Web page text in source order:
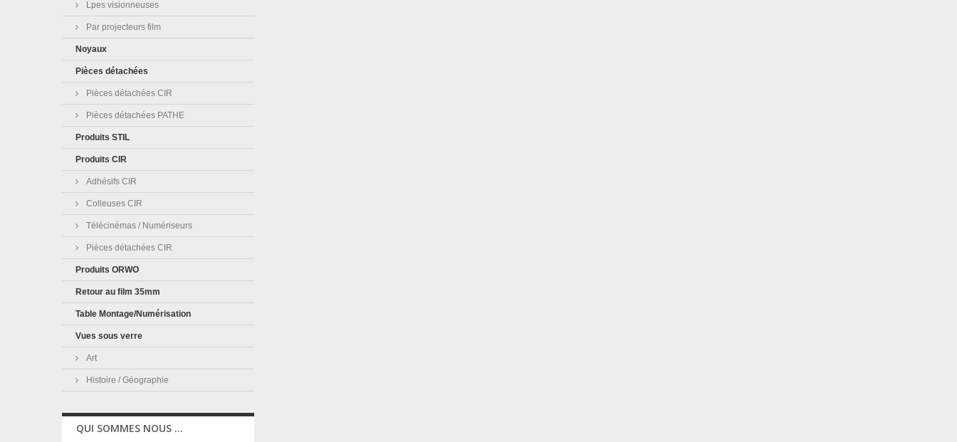
Lpes visionneuses
Par projecteurs film
Noyaux
Pièces détachées
Pièces détachées CIR
Pièces détachées PATHE
Produits STIL
Produits CIR
Adhésifs CIR
Colleuses CIR
Télécinémas / Numériseurs
Pièces détachées CIR
Produits ORWO
Retour au film 35mm
Table Montage/Numérisation
Vues sous verre
Art
Histoire / Géographie
QUI SOMMES NOUS ...